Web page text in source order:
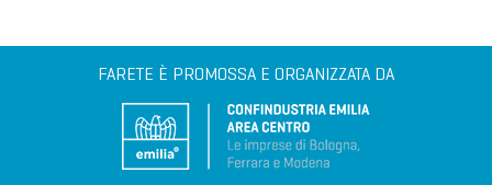
FARETE È PROMOSSA E ORGANIZZATA DA